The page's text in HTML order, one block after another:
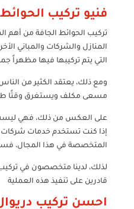
فنيو تركيب
تركيب الحوائط الجافة من أهم
المنازل والشركات والمباني
التي يتم تركيبها فيها مظهراً
ومع ذلك، يعتقد الكثير من
مسعى مكلف ويستغرق وقتًا
على العكس من ذلك، فهي
إذا كنت تستخدم خدمات شركات
المتخصصة في هذا المجال،
لذلك، لدينا متخصصون في
قادرين على تنفيذ هذه العملية
احسن تركيب